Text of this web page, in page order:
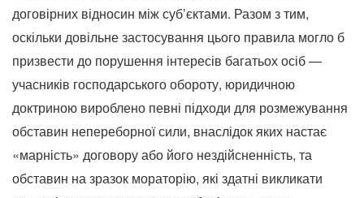
договірних відносин між суб’єктами. Разом з тим,
оскільки довільне застосування цього правила могло б
призвести до порушення інтересів багатьох осіб —
учасників господарського обороту, юридичною
доктриною вироблено певні підходи для розмежування
обставин непереборної сили, внаслідок яких настає
«марність» договору або його нездійсненність, та
обставин на зразок мораторію, які здатні викликати